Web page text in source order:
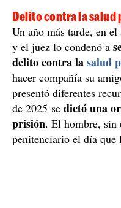
Delito contra la salud
Un año más tarde, en
y el juez lo condenó a
delito contra lasalud
hacer compañía su
presentó diferentes
de 2025 se dictó una
prisión. El hombre, sin
penitenciario el día que